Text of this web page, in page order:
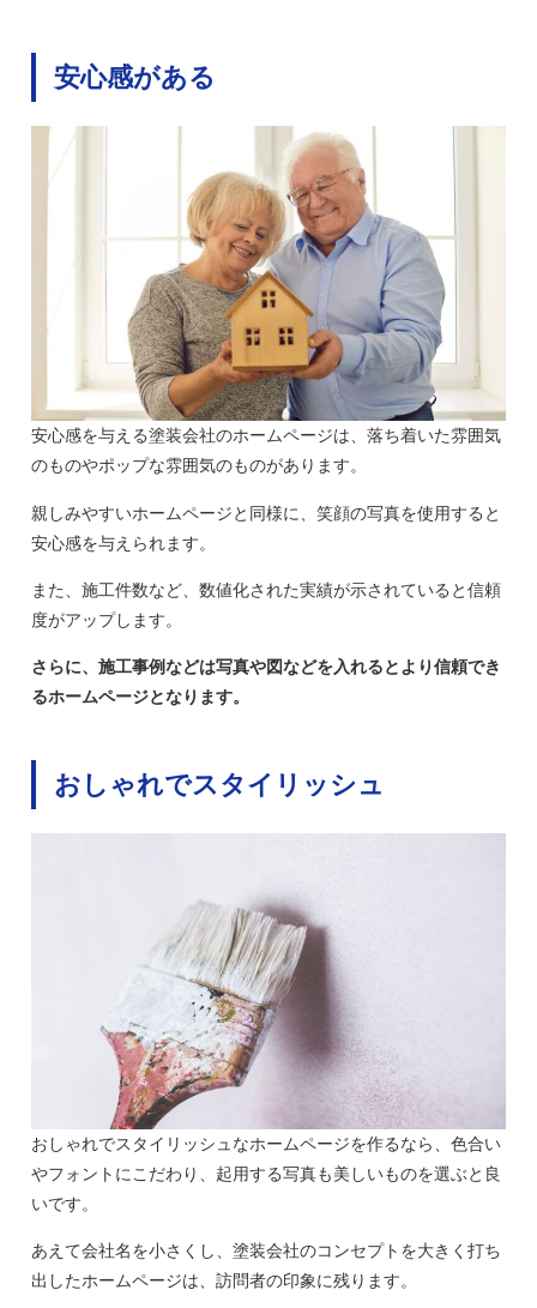
安心感がある
安心感を与える塗装会社のホームページは、落ち着いた雰囲気
のものやポップな雰囲気のものがあります。
親しみやすいホームページと同様に、笑顔の写真を使用すると
安心感を与えられます。
また、施工件数など、数値化された実績が示されていると信頼
度がアップします。
さらに、施工事例などは写真や図などを入れるとより信頼でき
るホームページとなります。
おしゃれでスタイリッシュ
おしゃれでスタイリッシュなホームページを作るなら、色合い
やフォントにこだわり、起用する写真も美しいものを選ぶと良
いです。
あえて会社名を小さくし、塗装会社のコンセプトを大きく打ち
出したホームページは、訪問者の印象に残ります。